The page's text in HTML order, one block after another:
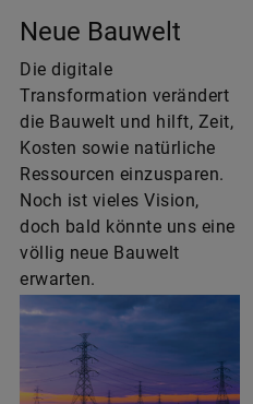
Neue Bauwelt
Die digitale
Transformation verändert
die Bauwelt und hilft, Zeit,
Kosten sowie natürliche
Ressourcen einzusparen.
Noch ist vieles Vision,
doch bald könnte uns eine
völlig neue Bauwelt
erwarten.